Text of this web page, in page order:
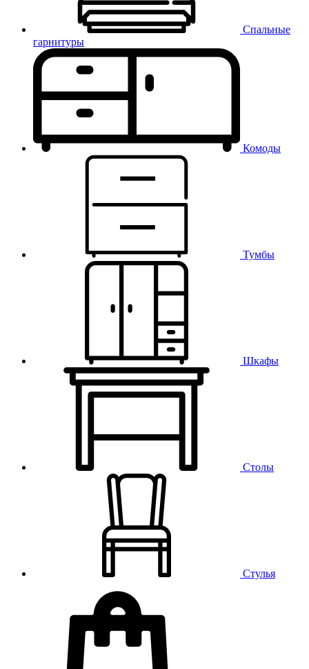
Спальные
гарнитуры
Комоды
Тумбы
Шкафы
Столы
Стулья